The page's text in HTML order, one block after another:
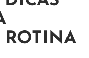
ROTINA